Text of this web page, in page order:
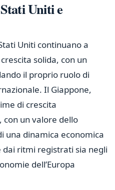
Uniti e
Uniti continuano a
solida, con un
il proprio ruolo di
Il Giappone,
di crescita
un valore dello
una dinamica economica
ritmi registrati sia negli
dell’Europa